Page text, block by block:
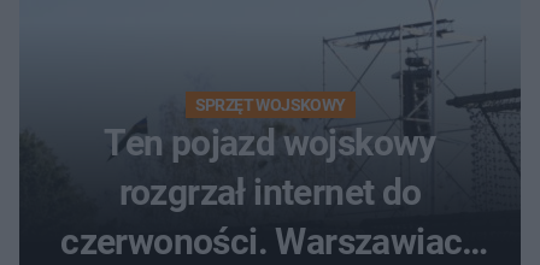
SPRZĘT WOJSKOWY
Ten pojazd wojskowy
rozgrzał internet do
czerwoności. Warszawiacy